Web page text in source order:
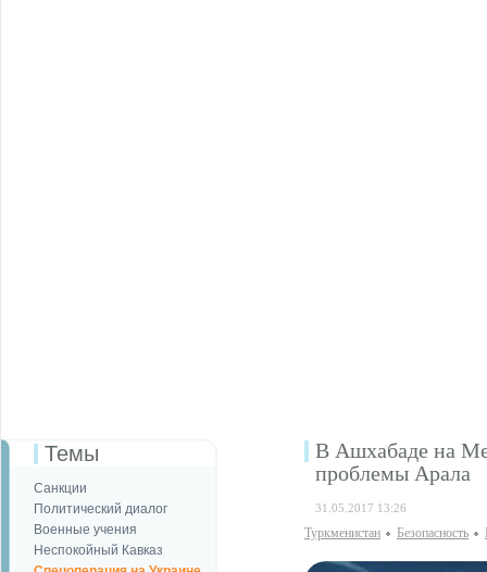
Темы
Санкции
Политический диалог
Военные учения
Неспокойный Кавказ
В Ашхабаде на
проблемы Арала
31.05.2017 13:26
Туркменистан Безопаcность